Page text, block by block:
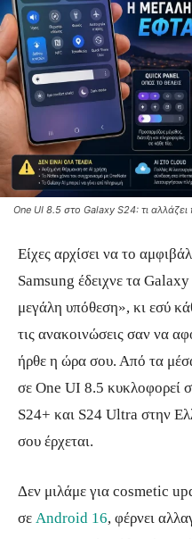
One UI 8.5 στο Galaxy S24: τι
Είχες αρχίσει να το
Samsung έδειχνε τα
μεγάλη υπόθεση», κι εσύ
τις ανακοινώσεις σαν να
ήρθε η ώρα σου. Από τα
σε One UI 8.5 κυκλοφορεί
S24+ και S24 Ultra στην
σου έρχεται.
Δεν μιλάμε για cosmetic
σε Android 16, φέρνει